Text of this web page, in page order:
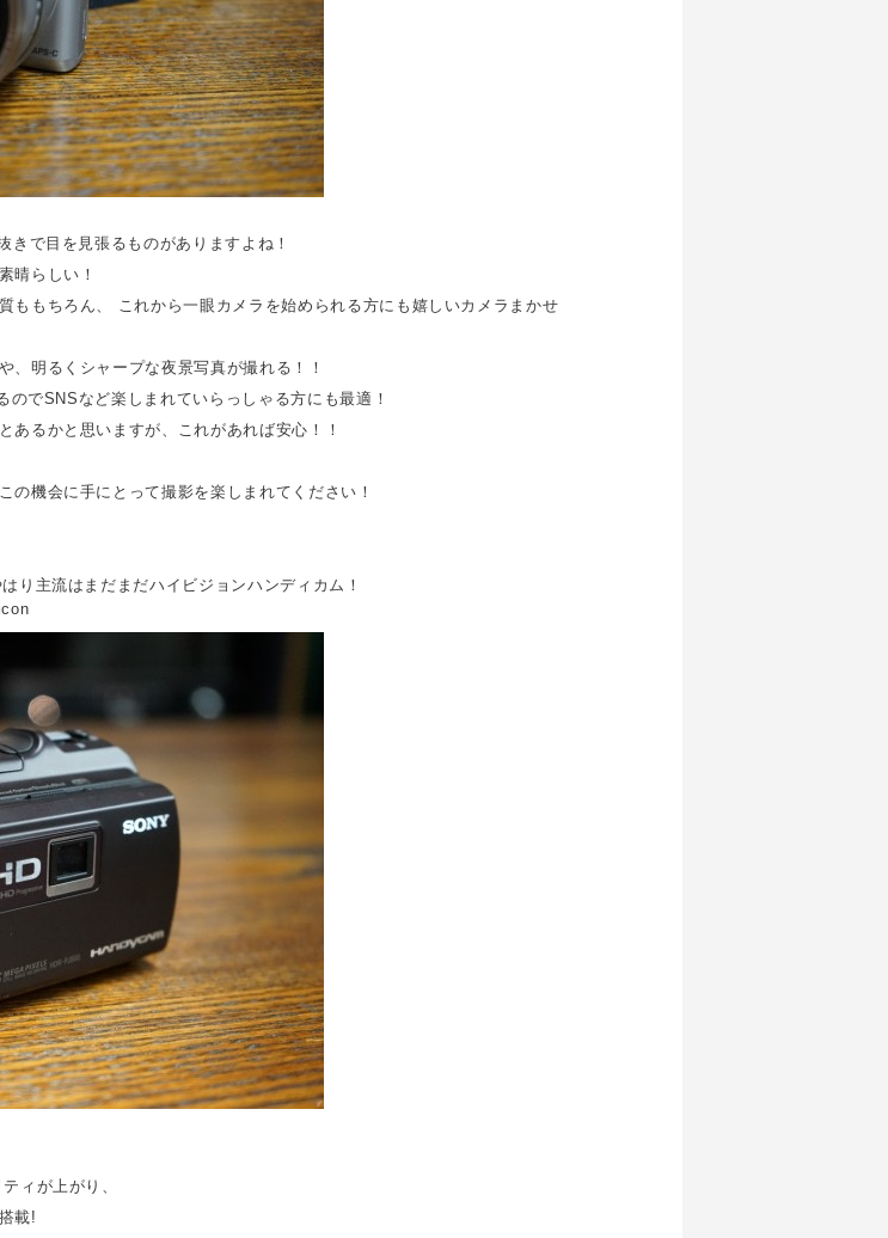
で目を見張るものがありますよね！
晴らしい！
ももちろん、 これから一眼カメラを始められる方にも嬉しいカメラまかせ
、明るくシャープな夜景写真が撮れる！！
でSNSなど楽しまれていらっしゃる方にも最適！
あるかと思いますが、これがあれば安心！！
の機会に手にとって撮影を楽しまれてください！
り主流はまだまだハイビジョンハンディカム！
ィが上がり、
載!